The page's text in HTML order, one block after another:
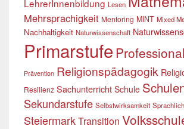
LehrerInnenbildung Lesen
Mehrsprachigkeit Mentoring MINT Mixed
Nachhaltigkeit Naturwissenschaft
Primarstufe
Prävention Religionspädagogik
Resilienz Sachunterricht Schule
Sekundarstufe Selbstwirksamkeit
SteiermarkTransition